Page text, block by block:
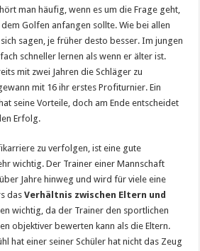
man häufig, wenn es um die Frage geht,
Golfen anfangen sollte. Wie bei allen
sagen, je früher desto besser. Im jungen
schneller lernen als wenn er älter ist.
mit zwei Jahren die Schläger zu
mit 16 ihr erstes Profiturnier. Ein
seine Vorteile, doch am Ende entscheidet
Erfolg.
zu verfolgen, ist eine gute
wichtig. Der Trainer einer Mannschaft
Jahre hinweg und wird für viele eine
dasVerhältnis zwischen Eltern und
wichtig, da der Trainer den sportlichen
objektiver bewerten kann als die Eltern.
hat einer seiner Schüler hat nicht das Zeug